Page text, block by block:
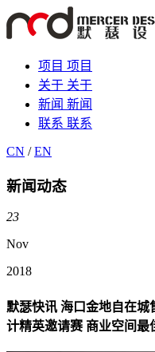
项目 项目
关于 关于
新闻 新闻
联系 联系
CN / EN
新闻动态
23
Nov
2018
默瑟快讯 海口金地自在
计精英邀请赛 商业空间最